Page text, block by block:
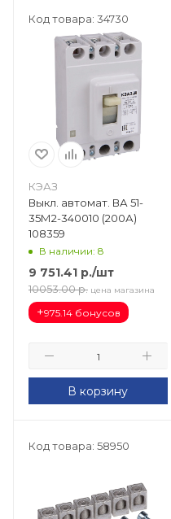
Код товара: 34730
КЭАЗ
Выкл. автомат. ВА 51-
35М2-340010 (200А)
108359
В наличии: 8
9 751.41 р./шт
10053.00 р. цена магазина
+975.14 бонусов
В корзину
Код товара: 58950